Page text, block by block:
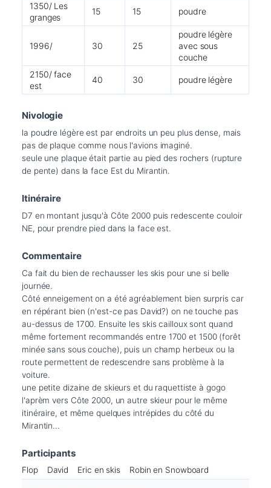
1350/ Les
granges
15 15 poudre
1996/ 30 25
poudre légère
avec sous
couche
2150/ face
est
40 30 poudre légère
Nivologie
la poudre légère est par endroits un peu plus dense, mais
pas de plaque comme nous l'avions imaginé.
seule une plaque était partie au pied des rochers (rupture
de pente) dans la face Est du Mirantin.
Itinéraire
D7 en montant jusqu'à Côte 2000 puis redescente couloir
NE, pour prendre pied dans la face est.
Commentaire
Ca fait du bien de rechausser les skis pour une si belle
journée.
Côté enneigement on a été agréablement bien surpris car
en répérant bien (n'est-ce pas David?) on ne touche pas
au-dessus de 1700. Ensuite les skis cailloux sont quand
même fortement recommandés entre 1700 et 1500 (forêt
minée sans sous couche), puis un champ herbeux ou la
route permettent de redescendre sans problème à la
voiture.
une petite dizaine de skieurs et du raquettiste à gogo
l'aprèm vers Côte 2000, un autre skieur pour le même
itinéraire, et même quelques intrépides du côté du
Mirantin...
Participants
Flop David Eric en skis Robin en Snowboard